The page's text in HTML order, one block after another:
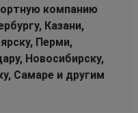
компанию
Казани,
Перми,
Новосибирску,
Самаре и другим